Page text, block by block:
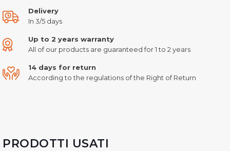
Delivery
In 3/5 days
Up to 2 years warranty
All of our products are guaranteed for 1 to 2 years
14 days for return
According to the regulations of the Right of Return
PRODOTTI USATI